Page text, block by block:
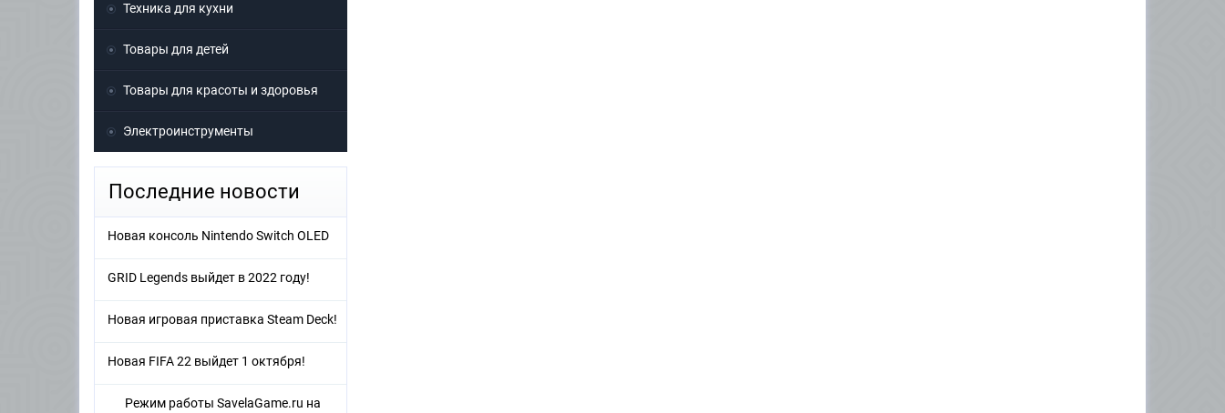
Техника для кухни
Товары для детей
Товары для красоты и здоровья
Электроинструменты
Последние новости
Новая консоль Nintendo Switch OLED
GRID Legends выйдет в 2022 году!
Новая игровая приставка Steam Deck!
Новая FIFA 22 выйдет 1 октября!
Режим работы SavelaGame.ru на